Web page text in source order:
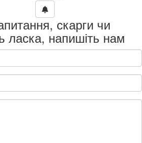
скарги чи
ласка, напишіть нам